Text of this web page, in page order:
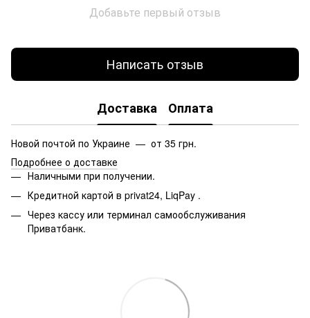
Добавьте первый отзыв
Написать отзыв
Доставка Оплата
Новой почтой по Украине — от 35 грн.
Подробнее о доставке
Наличными при получении.
Кредитной картой в privat24, LiqPay .
Через кассу или терминал самообслуживания
Приватбанк.